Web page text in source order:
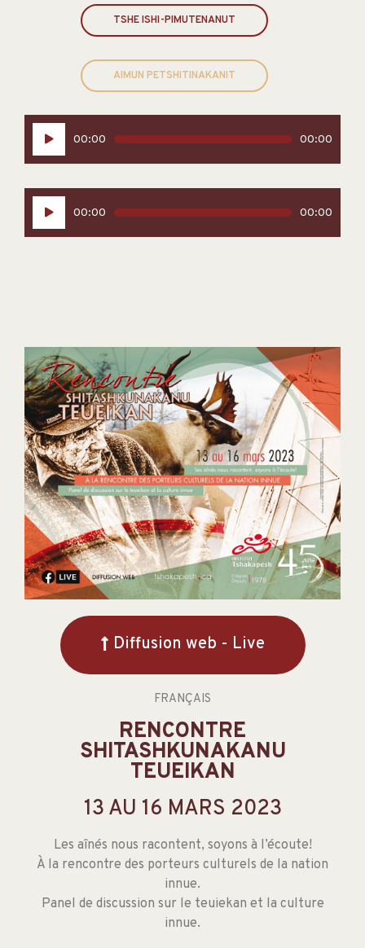
TSHE ISHI-PIMUTENANUT
AIMUN PETSHITINAKANIT
Lecteur
audio
00:00 00:00
Lecteur
audio
00:00 00:00
Diffusion web - Live
FRANÇAIS
RENCONTRE
SHITASHKUNAKANU
TEUEIKAN
13 AU 16 MARS 2023
Les aînés nous racontent, soyons à l’écoute!
À la rencontre des porteurs culturels de la nation
innue.
Panel de discussion sur le teuiekan et la culture
innue.